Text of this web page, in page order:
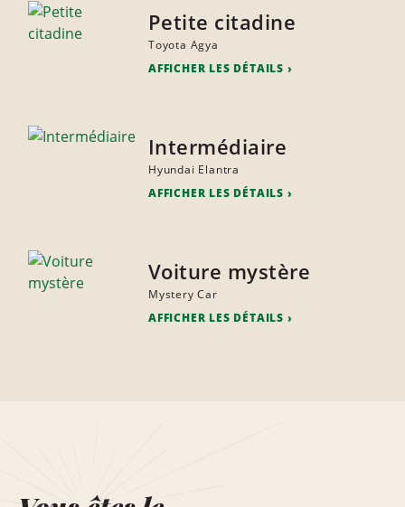
Petite citadine
Toyota Agya
AFFICHER LES DÉTAILS
Intermédiaire
Hyundai Elantra
AFFICHER LES DÉTAILS
Voiture mystère
Mystery Car
AFFICHER LES DÉTAILS